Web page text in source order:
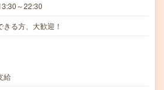
～22:30
る方、大歓迎！
給